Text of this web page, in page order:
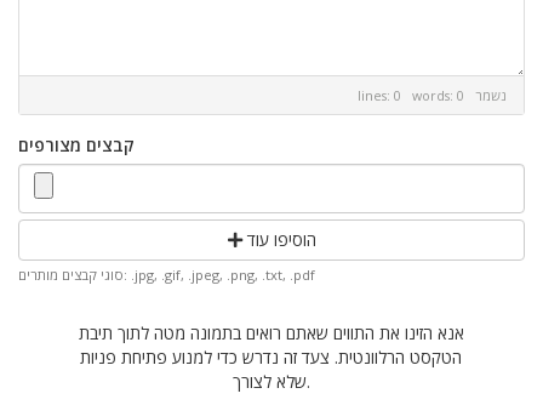
lines: 0 words: 0 נשמר
קבצים מצורפים
הוסיפו עוד
סוגי קבצים מותרים: .jpg, .gif, .jpeg, .png, .txt, .pdf
אנא הזינו את התווים שאתם רואים בתמונה מטה לתוך תיבת
הטקסט הרלוונטית. צעד זה נדרש כדי למנוע פתיחת פניות
שלא לצורך.